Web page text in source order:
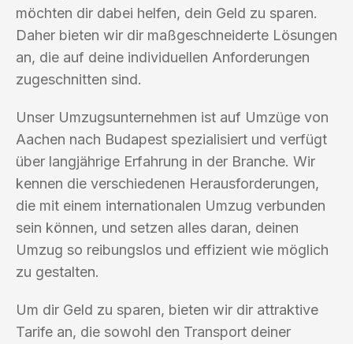
möchten dir dabei helfen, dein Geld zu sparen.
Daher bieten wir dir maßgeschneiderte Lösungen
an, die auf deine individuellen Anforderungen
zugeschnitten sind.
Unser Umzugsunternehmen ist auf Umzüge von
Aachen nach Budapest spezialisiert und verfügt
über langjährige Erfahrung in der Branche. Wir
kennen die verschiedenen Herausforderungen,
die mit einem internationalen Umzug verbunden
sein können, und setzen alles daran, deinen
Umzug so reibungslos und effizient wie möglich
zu gestalten.
Um dir Geld zu sparen, bieten wir dir attraktive
Tarife an, die sowohl den Transport deiner